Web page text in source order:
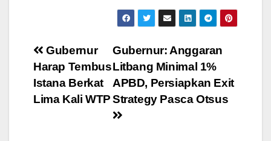
Post
navigation
Gubernur: Anggaran
Litbang Minimal 1%
APBD, Persiapkan Exit
Strategy Pasca Otsus
Gubernur
Harap Tembus
Istana Berkat
Lima Kali WTP